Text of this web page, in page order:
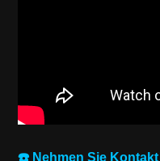
☎️ Nehmen Sie Kontakt